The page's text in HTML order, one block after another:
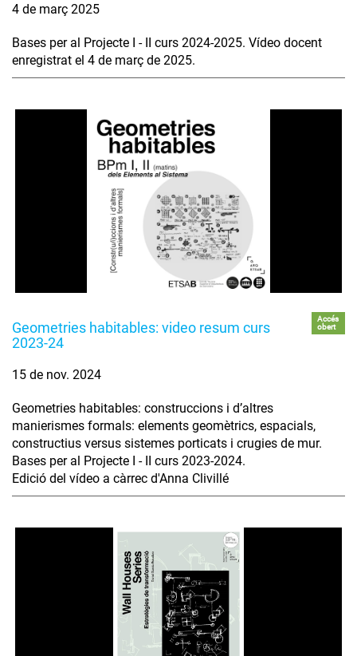
4 de març 2025
Bases per al Projecte I - II curs 2024-2025. Vídeo docent
enregistrat el 4 de març de 2025.
Geometries habitables: video resum curs
2023-24
Accés
obert
15 de nov. 2024
Geometries habitables: construccions i d’altres
manierismes formals: elements geomètrics, espacials,
constructius versus sistemes porticats i crugies de mur.
Bases per al Projecte I - II curs 2023-2024.
Edició del vídeo a càrrec d'Anna Clivillé